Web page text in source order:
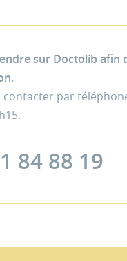
sur Doctolib afin
contacter par
84 88 19